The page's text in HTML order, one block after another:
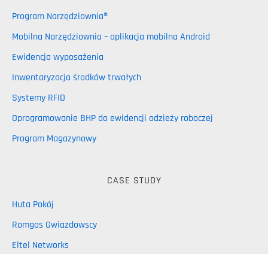
Program Narzędziownia®
Mobilna Narzędziownia – aplikacja mobilna Android
Ewidencja wyposażenia
Inwentaryzacja środków trwałych
Systemy RFID
Oprogramowanie BHP do ewidencji odzieży roboczej
Program Magazynowy
CASE STUDY
Huta Pokój
Romgos Gwiazdowscy
Eltel Networks